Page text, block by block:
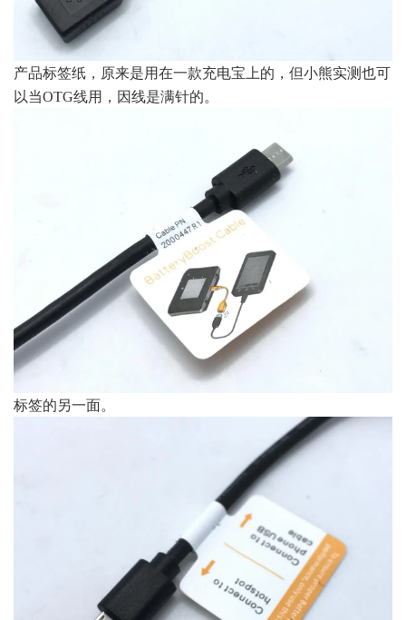
产品标签纸，原来是用在一款充电宝上的，但小熊实测也可
以当OTG线用，因线是满针的。
标签的另一面。